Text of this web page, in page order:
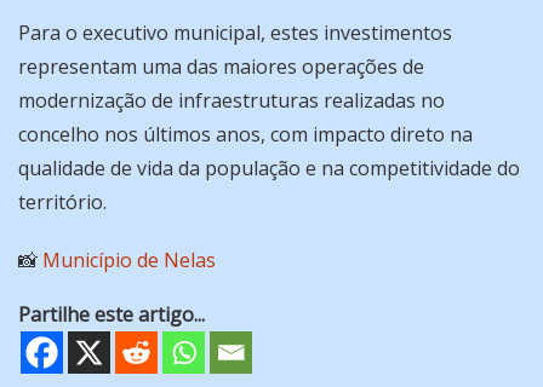
Para o executivo municipal, estes investimentos
representam uma das maiores operações de
modernização de infraestruturas realizadas no
concelho nos últimos anos, com impacto direto na
qualidade de vida da população e na competitividade do
território.
📸 Município de Nelas
Partilhe este artigo...